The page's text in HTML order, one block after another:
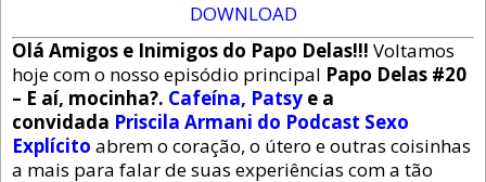
DOWNLOAD
Olá Amigos e Inimigos do Papo Delas!!! Voltamos
hoje com o nosso episódio principal Papo Delas #20
– E aí, mocinha?. Cafeína, Patsy e a
convidada Priscila Armani do Podcast Sexo
Explícito abrem o coração, o útero e outras coisinhas
a mais para falar de suas experiências com a tão